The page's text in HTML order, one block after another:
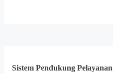
Sistem Pendukung Pelayanan